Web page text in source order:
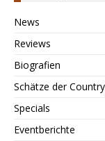
News
Reviews
Biografien
Schätze der
Specials
Eventberichte